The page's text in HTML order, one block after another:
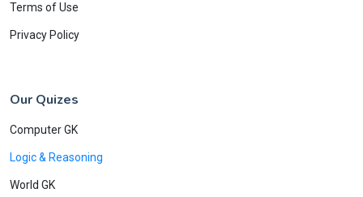
Terms of Use
Privacy Policy
Our Quizes
Computer GK
Logic & Reasoning
World GK